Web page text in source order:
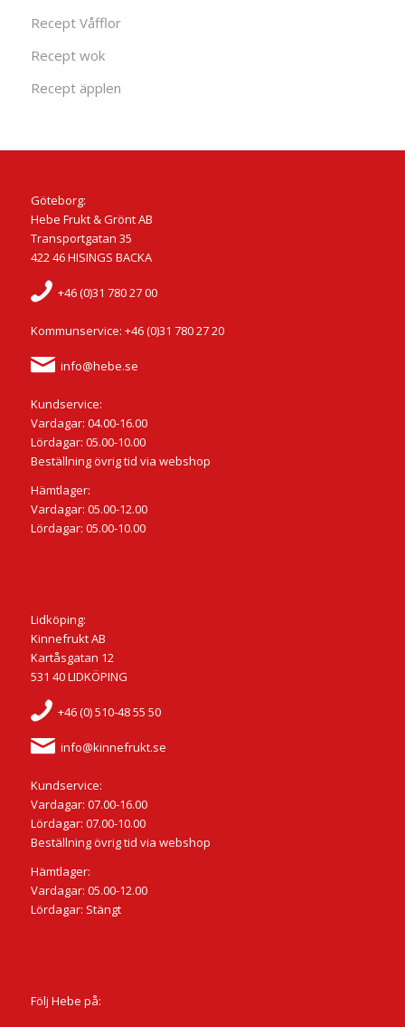
Recept Våfflor
Recept wok
Recept äpplen
Göteborg:
Hebe Frukt & Grönt AB
Transportgatan 35
422 46 HISINGS BACKA
+46 (0)31 780 27 00
Kommunservice: +46 (0)31 780 27 20
info@hebe.se
Kundservice:
Vardagar: 04.00-16.00
Lördagar: 05.00-10.00
Beställning övrig tid via webshop
Hämtlager:
Vardagar: 05.00-12.00
Lördagar: 05.00-10.00
Lidköping:
Kinnefrukt AB
Kartåsgatan 12
531 40 LIDKÖPING
+46 (0) 510-48 55 50
info@kinnefrukt.se
Kundservice:
Vardagar: 07.00-16.00
Lördagar: 07.00-10.00
Beställning övrig tid via webshop
Hämtlager:
Vardagar: 05.00-12.00
Lördagar: Stängt
Följ Hebe på: